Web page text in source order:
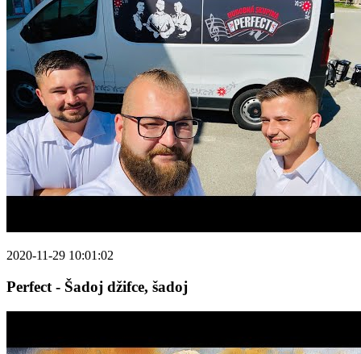
2020-11-29 10:01:02
Perfect - Šadoj džifce, šadoj